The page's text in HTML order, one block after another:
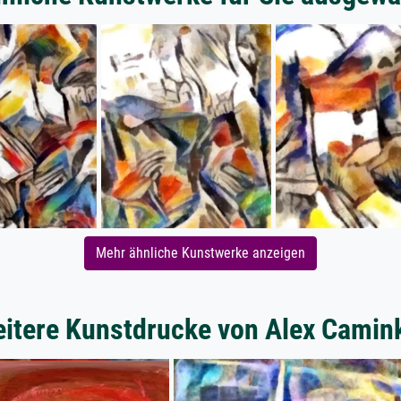
Mehr ähnliche Kunstwerke anzeigen
Kunstdrucke von Alex